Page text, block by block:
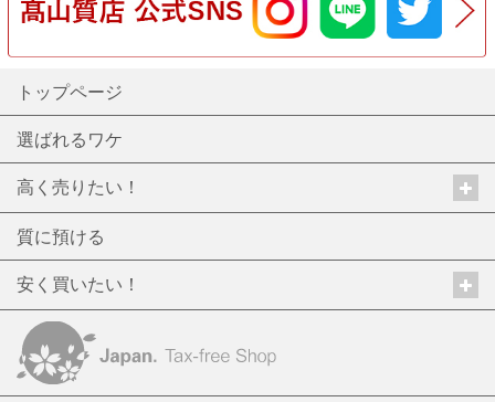
トップページ
選ばれるワケ
高く売りたい！
質に預ける
安く買いたい！